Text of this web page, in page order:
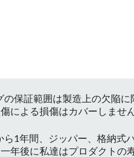
の保証範囲は製造上の欠陥
による損傷はカバーしません
ら1年間、ジッパー、格納
年後に私達はプロダクトの